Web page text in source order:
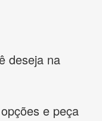
deseja na
e peça